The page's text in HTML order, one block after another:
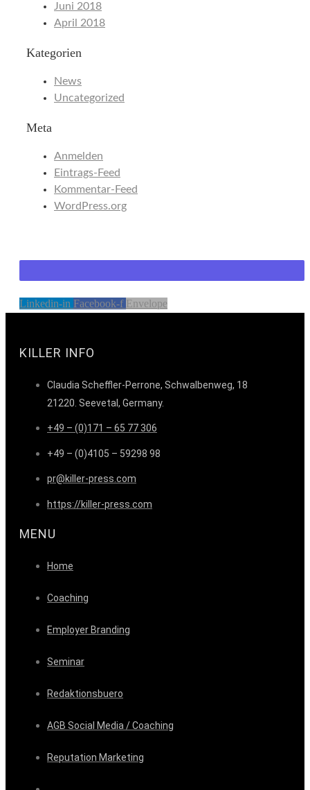
Juni 2018
April 2018
Kategorien
News
Uncategorized
Meta
Anmelden
Eintrags-Feed
Kommentar-Feed
WordPress.org
Linkedin-in Facebook-f Envelope
KILLER INFO
Claudia Scheffler-Perrone, Schwalbenweg, 18
21220. Seevetal, Germany.
+49 – (0)171 – 65 77 306
+49 – (0)4105 – 59298 98
pr@killer-press.com
https://killer-press.com
MENU
Home
Coaching
Employer Branding
Seminar
Redaktionsbuero
AGB Social Media / Coaching
Reputation Marketing